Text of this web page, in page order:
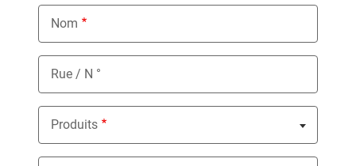
Nom
Rue / N °
Produits
Nothing selected